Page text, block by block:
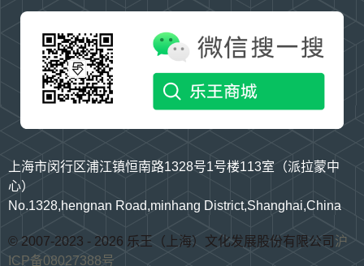
上海市闵行区浦江镇恒南路1328号1号楼113室（派拉蒙中
心）
No.1328,hengnan Road,minhang District,Shanghai,China
© 2007-2023 - 2026 乐王（上海）文化发展股份有限公司 沪
ICP备08027388号